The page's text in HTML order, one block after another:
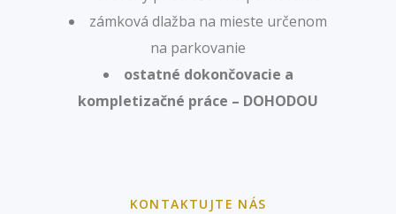
zámková dlažba na mieste určenom
na parkovanie
ostatné dokončovacie a
kompletizačné práce – DOHODOU
KONTAKTUJTE NÁS